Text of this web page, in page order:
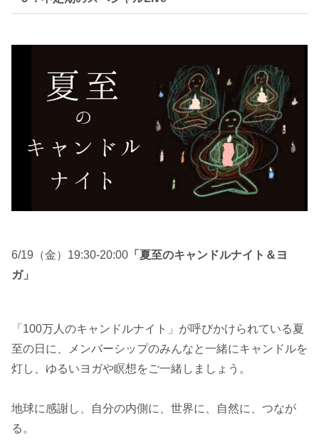
6/19（金）19:30-20:00 「夏至のキャンドルナイト＆ヨ
ガ」
「100万人のキャンドルナイト」が呼びかけられている夏
至の日に、メンバーシップのみんなと一緒にキャンドルを
灯し、ゆるいヨガや瞑想をご一緒しましょう。
地球に感謝し、自分の内側に、世界に、自然に、つなが
る。